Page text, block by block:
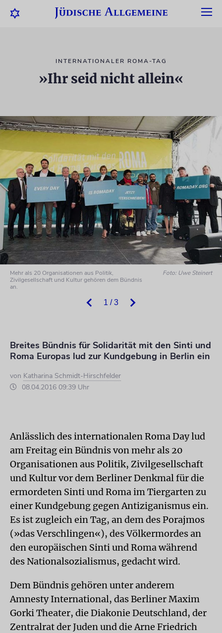
INTERNATIONALER ROMA-TAG
»Ihr seid nicht allein«
1 / 3
Mehr als 20 Organisationen aus Politik,
Zivilgesellschaft und Kultur gehören dem Bündnis
an.
Foto: Uwe Steinert
Breites Bündnis für Solidarität mit den Sinti und
Roma Europas lud zur Kundgebung in Berlin ein
von Katharina Schmidt-Hirschfelder
08.04.2016 09:39 Uhr
Anlässlich des internationalen Roma Day lud
am Freitag ein Bündnis von mehr als 20
Organisationen aus Politik, Zivilgesellschaft
und Kultur vor dem Berliner Denkmal für die
ermordeten Sinti und Roma im Tiergarten zu
einer Kundgebung gegen Antiziganismus ein.
Es ist zugleich ein Tag, an dem des Porajmos
(»das Verschlingen«), des Völkermordes an
den europäischen Sinti und Roma während
des Nationalsozialismus, gedacht wird.
Dem Bündnis gehören unter anderem
Amnesty International, das Berliner Maxim
Gorki Theater, die Diakonie Deutschland, der
Zentralrat der Juden und die Arne Friedrich